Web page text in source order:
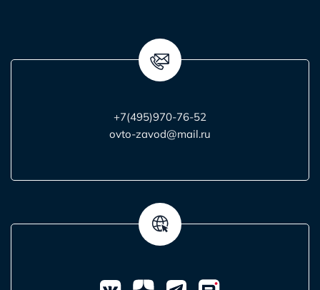
+7(495)970-76-52
ovto-zavod@mail.ru